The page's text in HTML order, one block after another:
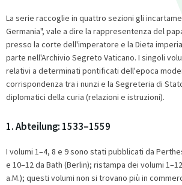
La serie raccoglie in quattro sezioni gli
Germania", vale a dire la rappresentenza del
presso la corte dell'imperatore e la Dieta
parte nell'Archivio Segreto Vaticano. I singoli
relativi a determinati pontificati dell'epoca
corrispondenza tra i nunzi e la Segreteria di
diplomatici della curia (relazioni e istruzioni).
1. Abteilung: 1533–1559
I volumi 1–4, 8 e 9 sono stati pubblicati da
e 10–12 da Bath (Berlin); ristampa dei volumi
a.M.); questi volumi non si trovano più in